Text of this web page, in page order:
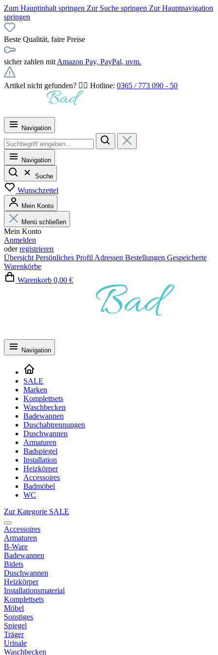
Zum Hauptinhalt springen Zur Suche springen Zur Hauptnavigation
springen
Beste Qualität, faire Preise
sicher zahlen mit Amazon Pay, PayPal, uvm.
Artikel nicht gefunden? 👉🏻 Hotline: 0365 / 773 090 - 50
Navigation
Navigation
Suche
Wunschzettel
Mein Konto
Menü schließen
Mein Konto
Anmelden
oderregistrieren
Übersicht Persönliches Profil Adressen Bestellungen Gespeicherte
Warenkörbe
Warenkorb 0,00 €
Navigation
SALE
Marken
Komplettsets
Waschbecken
Badewannen
Duschabtrennungen
Duschwannen
Armaturen
Badspiegel
Installation
Heizkörper
Accessoires
Badmöbel
WC
Zur Kategorie SALE
Accessoires
Armaturen
B-Ware
Badewannen
Bidets
Duschwannen
Heizkörper
Installationsmaterial
Komplettsets
Möbel
Sonstiges
Spiegel
Träger
Urinale
Waschbecken